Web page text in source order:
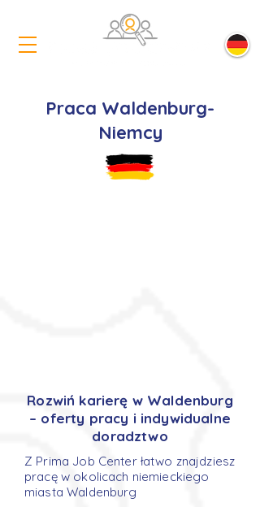
Praca Waldenburg-
Niemcy
Rozwiń karierę w Waldenburg
– oferty pracy i indywidualne
doradztwo
Z Prima Job Center łatwo znajdziesz
pracę w okolicach niemieckiego
miasta Waldenburg